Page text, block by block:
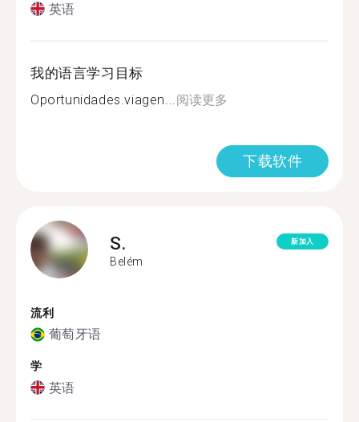
英语
我的语言学习目标
Oportunidades.viagen... 阅读更多
下载软件
S.
Belém
新加入
流利
葡萄牙语
学
英语